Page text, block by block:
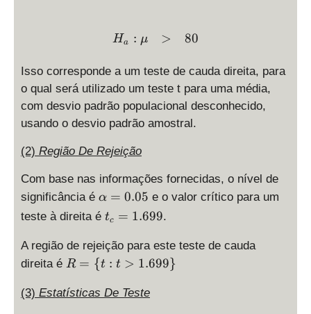
Ha : μ > 80
Isso corresponde a um teste de cauda direita, para
o qual será utilizado um teste t para uma média,
com desvio padrão populacional desconhecido,
usando o desvio padrão amostral.
(2) Região De Rejeição
Com base nas informações fornecidas, o nível de
significância é \
al
h
a
=
0.
0
α = 0.05 e o valor crítico para um
teste à direita é t
c
=
6
tc = 1.699.
A região de rejeição para este teste de cauda
direita é R
\
R = {t : t > 1.699}
(3) Estatísticas De Teste